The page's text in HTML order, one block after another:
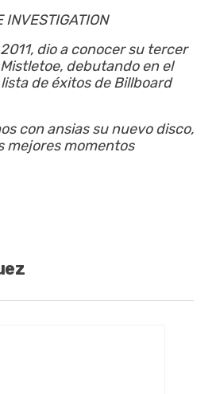
INVESTIGATION
dio a conocer su tercer
debutando en el
de éxitos de Billboard
con ansias su nuevo disco,
mejores momentos